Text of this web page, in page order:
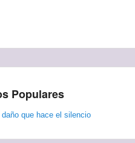
Populares
que hace el silencio